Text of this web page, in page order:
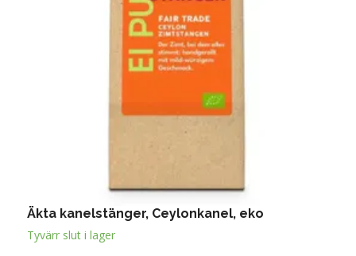
Äkta kanelstänger, Ceylonkanel, eko
Tyvärr slut i lager